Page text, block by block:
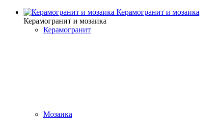
Керамогранит и мозаика
Керамогранит и мозаика
Керамогранит
Мозаика